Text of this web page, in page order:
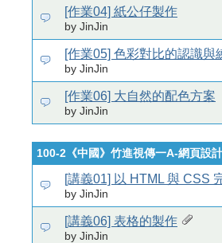
[作業04] 紙公仔製作
by JinJin
[作業05] 色彩對比的認識與
by JinJin
[作業06] 大自然的配色方案
by JinJin
100-2《中國》竹進視傳一A-網頁設計
[講義01] 以 HTML 與 CSS
by JinJin
[講義06] 表格的製作
by JinJin